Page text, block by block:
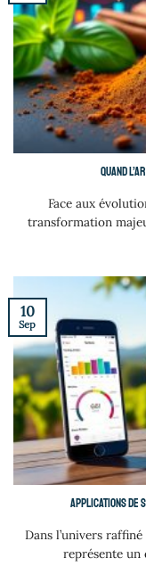
Quand
Face aux
transformation
Applications de
Dans l’univers
représente un
10
Sep